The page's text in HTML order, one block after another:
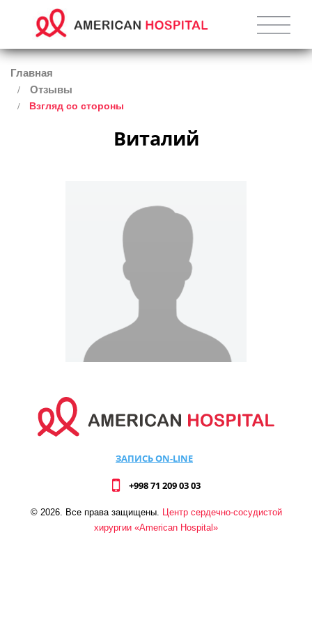
Главная
Отзывы
Взгляд со стороны
Виталий
ЗАПИСЬ ON-LINE
+998 71 209 03 03
© 2026. Все права защищены. Центр сердечно-сосудистой
хирургии «American Hospital»